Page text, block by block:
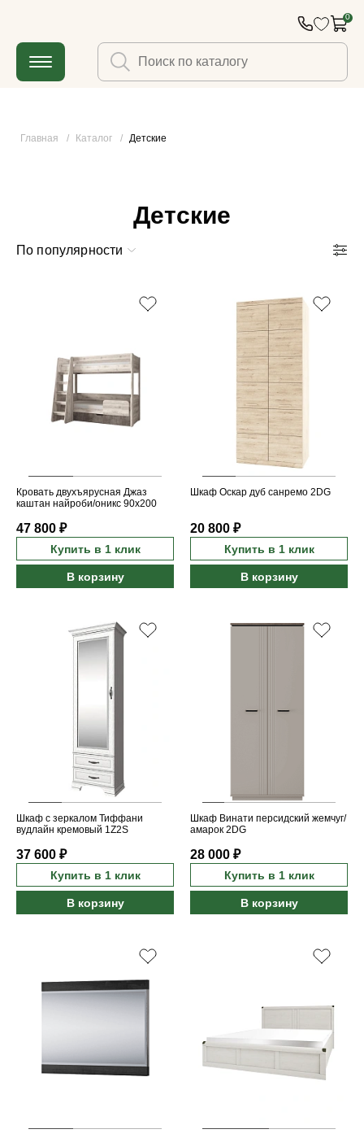
0
Главная / Каталог / Детские
Детские
По популярности
Кровать двухъярусная Джаз
каштан найроби/оникс 90x200
47 800 ₽
Купить в 1 клик
В корзину
Шкаф Оскар дуб санремо 2DG
20 800 ₽
Купить в 1 клик
В корзину
Шкаф с зеркалом Тиффани
вудлайн кремовый 1Z2S
37 600 ₽
Купить в 1 клик
В корзину
Шкаф Винати персидский жемчуг/
амарок 2DG
28 000 ₽
Купить в 1 клик
В корзину